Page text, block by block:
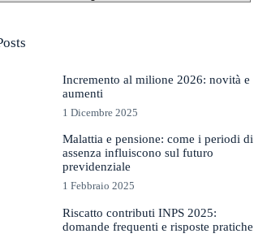
Incremento al milione 2026: novità e
aumenti
1 Dicembre 2025
Malattia e pensione: come i periodi di
assenza influiscono sul futuro
previdenziale
1 Febbraio 2025
Riscatto contributi INPS 2025:
domande frequenti e risposte pratiche